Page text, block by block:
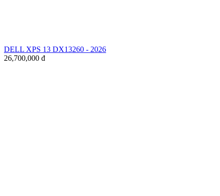
DELL XPS 13 DX13260 - 2026
26,700,000 đ